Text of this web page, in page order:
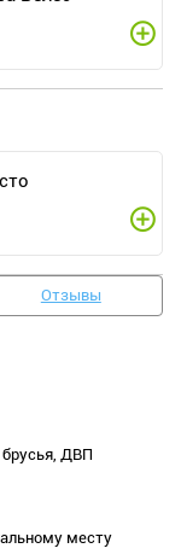
Отзывы
ДВП
месту